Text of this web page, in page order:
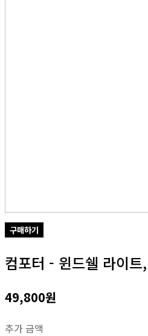
구매하기
컴포터 - 윈드쉘 라이
49,800원
추가 금액